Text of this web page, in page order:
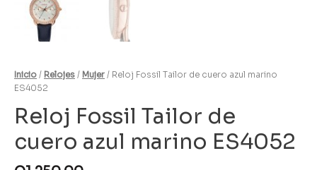
Inicio / Relojes / Mujer / Reloj Fossil Tailor de cuero azul marino
ES4052
Reloj Fossil Tailor de
cuero azul marino ES4052